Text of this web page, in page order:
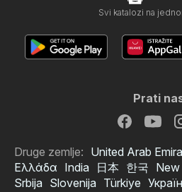
Svi katalozi na
Prati
Druge zemlje: United Arab
Ελλάδα India 日本 한국 New
Srbija Slovenija Türkiye